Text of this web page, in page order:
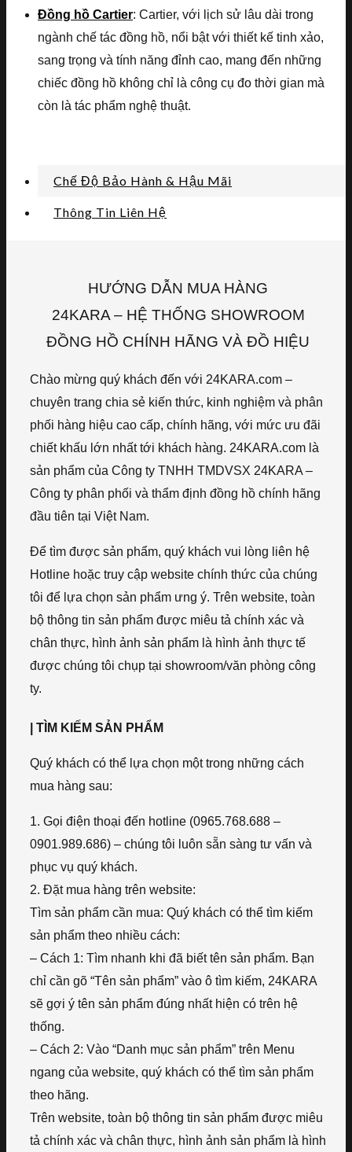
Đồng hồ Cartier: Cartier, với lịch sử lâu dài trong
ngành chế tác đồng hồ, nổi bật với thiết kế tinh xảo,
sang trọng và tính năng đỉnh cao, mang đến những
chiếc đồng hồ không chỉ là công cụ đo thời gian mà
còn là tác phẩm nghệ thuật.
Chế Độ Bảo Hành & Hậu Mãi
Thông Tin Liên Hệ
HƯỚNG DẪN MUA HÀNG
24KARA – HỆ THỐNG SHOWROOM
ĐỒNG HỒ CHÍNH HÃNG VÀ ĐỒ HIỆU
Chào mừng quý khách đến với 24KARA.com –
chuyên trang chia sẻ kiến thức, kinh nghiệm và phân
phối hàng hiệu cao cấp, chính hãng, với mức ưu đãi
chiết khấu lớn nhất tới khách hàng. 24KARA.com là
sản phẩm của Công ty TNHH TMDVSX 24KARA –
Công ty phân phối và thẩm định đồng hồ chính hãng
đầu tiên tại Việt Nam.
Để tìm được sản phẩm, quý khách vui lòng liên hệ
Hotline hoặc truy cập website chính thức của chúng
tôi để lựa chọn sản phẩm ưng ý. Trên website, toàn
bộ thông tin sản phẩm được miêu tả chính xác và
chân thực, hình ảnh sản phẩm là hình ảnh thực tế
được chúng tôi chụp tại showroom/văn phòng công
ty.
| TÌM KIẾM SẢN PHẨM
Quý khách có thể lựa chọn một trong những cách
mua hàng sau:
1. Gọi điện thoại đến hotline (0965.768.688 –
0901.989.686) – chúng tôi luôn sẵn sàng tư vấn và
phục vụ quý khách.
2. Đặt mua hàng trên website:
Tìm sản phẩm cần mua: Quý khách có thể tìm kiếm
sản phẩm theo nhiều cách:
– Cách 1: Tìm nhanh khi đã biết tên sản phẩm. Bạn
chỉ cần gõ “Tên sản phẩm” vào ô tìm kiếm, 24KARA
sẽ gợi ý tên sản phẩm đúng nhất hiện có trên hệ
thống.
– Cách 2: Vào “Danh mục sản phẩm” trên Menu
ngang của website, quý khách có thể tìm sản phẩm
theo hãng.
Trên website, toàn bộ thông tin sản phẩm được miêu
tả chính xác và chân thực, hình ảnh sản phẩm là hình